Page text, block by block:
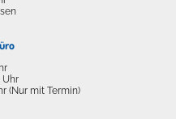
Uhr
(Nur mit Termin)